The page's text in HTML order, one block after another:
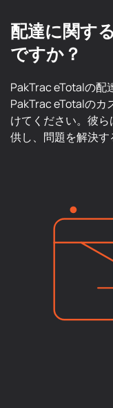
配達に関す
ですか？
PakTrac eTotalの配
PakTrac eTotalのカ
けてください。彼
供し、問題を解決す